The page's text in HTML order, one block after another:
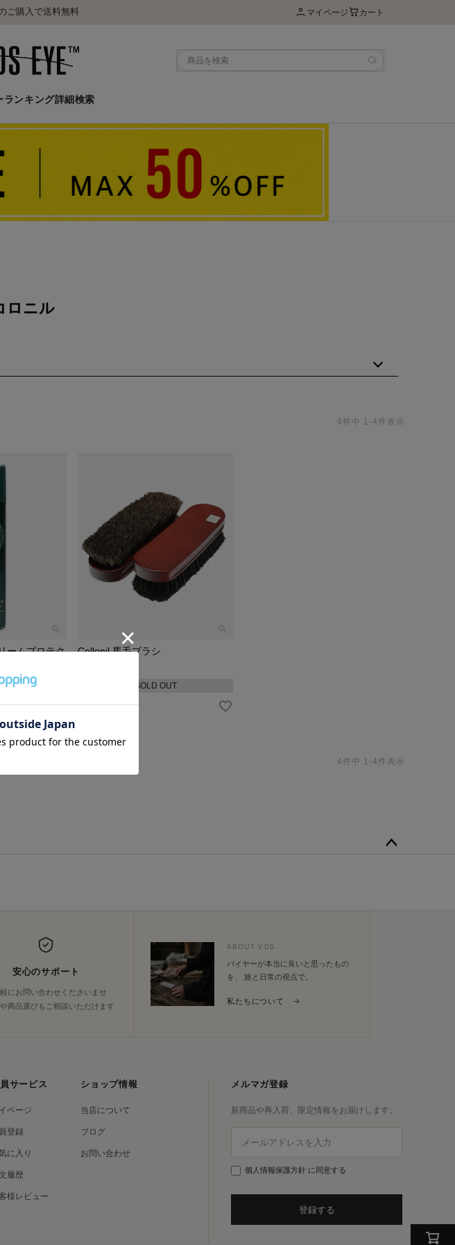
ご購入で送料無料 マイページ カート
ランキング詳細検索
ロニル
ア／レザーケアの老舗ブランドです。
の基本製品で高い評価を獲得し、近年はナノテクノロジーや環境配慮を取り入れたプレ
、靴以外にもバッグ、ウェア、スニーカー、カー・バイクケア分野へ製品ラインを拡
。
スタートし、その品質が評判を呼んで靴産業に広く採用されました。革の保湿と柔軟性
した。
リーム類が普及。「靴はCollonilで手入れする」という認知が拡がり、国内外市場での地
したブランディングで欧州各国に輸出を拡大し、信頼性の高いレザーケアメーカーとし
た使いやすさを意識した製品を投入し、家庭でも専門ケアの品質が再現できるようにな
した。
シリーズなどプレミアムラインを発表。専門店やラグジュアリーブランドからの評価
の技術と環境配慮を取り入れた製品で市場を牽引しています。革の長寿命化・美観維持
4件中 1 -4件表示
ームプロテク
Collonil 馬毛ブラシ
SOLD OUT
4件中 1 -4件表示
安心のサポート
にお問い合わせくださいませ
商品選びもご相談いただけます
ABOUT VDS
バイヤーが本当に良いと思ったもの
を、 旅と日常の視点で。
私たちについて →
サービス
ページ
登録
に入り
履歴
様レビュー
ショップ情報
当店について
ブログ
お問い合わせ
メルマガ登録
新商品や再入荷、限定情報をお届けします。
個人情報保護方針 に同意する
登録する